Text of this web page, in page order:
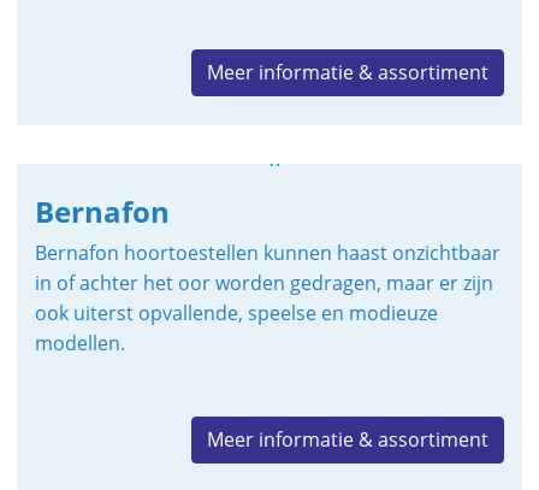
Meer informatie & assortiment
Bernafon
Bernafon hoortoestellen kunnen haast onzichtbaar
in of achter het oor worden gedragen, maar er zijn
ook uiterst opvallende, speelse en modieuze
modellen.
Meer informatie & assortiment